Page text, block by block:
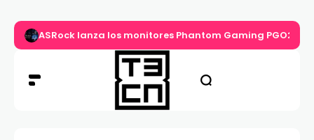
ASRock lanza los monitores Phantom Gaming